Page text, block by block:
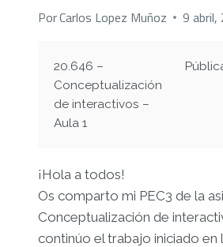
PorCarlos Lopez Muñoz 9 abril,
20.646 –
Conceptualización
de interactivos –
Aula 1
¡Hola a todos!
Os comparto mi PEC3 de la
Conceptualización de
continúo el trabajo iniciado en